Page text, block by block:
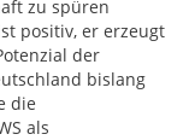
zu spüren
positiv, er erzeugt
der
bislang
die
als